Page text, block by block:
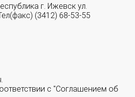
г. Ижевск ул.
(3412) 68-53-55
с "Соглашением об